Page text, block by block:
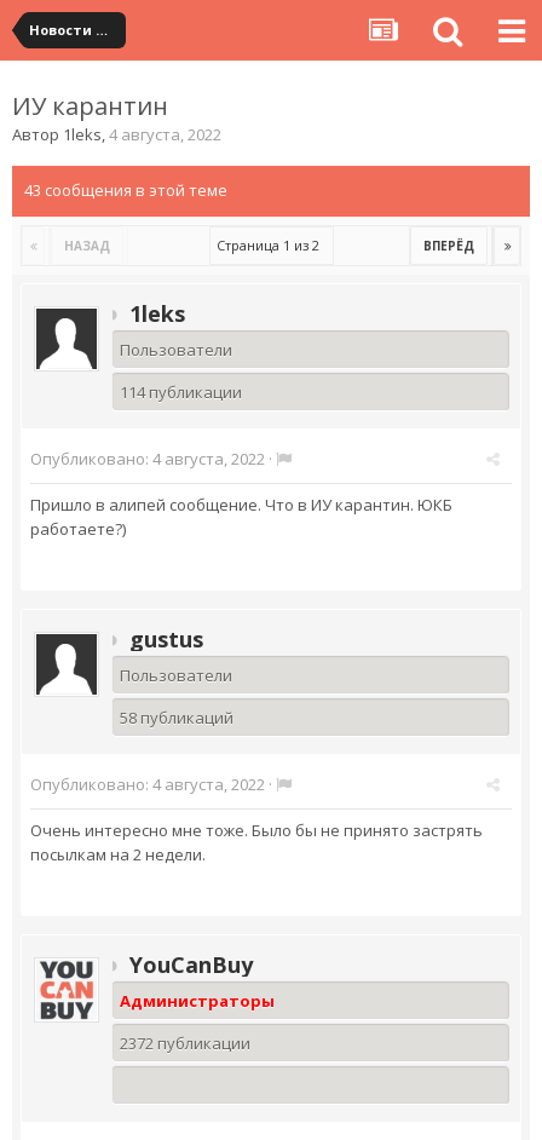
Новости сервиса
ИУ карантин
Автор 1leks,4 августа, 2022
43 сообщения в этой теме
НАЗАД ВПЕРЁД
Страница 1 из 2
1leks
Пользователи
114 публикации
Опубликовано: 4 августа, 2022 ·
Пришло в алипей сообщение. Что в ИУ карантин. ЮКБ
работаете?)
gustus
Пользователи
58 публикаций
Опубликовано: 4 августа, 2022 ·
Очень интересно мне тоже. Было бы не принято застрять
посылкам на 2 недели.
YouCanBuy
Администраторы
2372 публикации